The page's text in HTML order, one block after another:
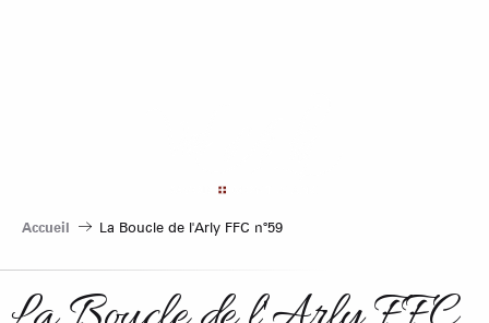
Accueil La Boucle de l'Arly FFC n°59